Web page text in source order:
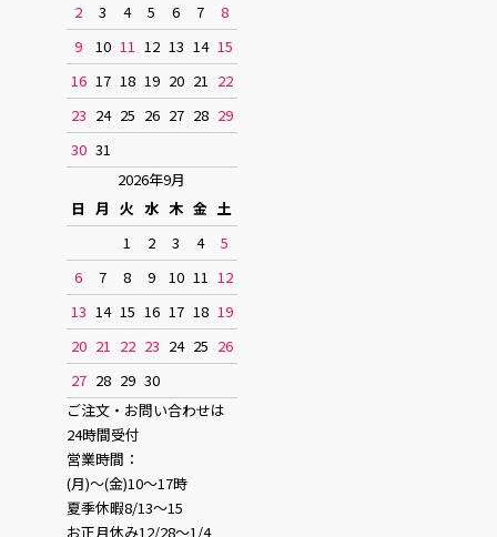
2
3 4 5 6 7
8
9
10 11 12 13 14 15
16 17 18 19 20 21 22
23 24 25 26 27 28 29
30 31
2026年9月
日 月 火 水 木 金 土
1
2 3 4
5
6
7 8 9 10 11 12
13 14 15 16 17 18 19
20 21 22 23 24 25 26
27 28 29 30
ご注文・お問い合わせは
24時間受付
営業時間：
(月)〜(金)10〜17時
夏季休暇8/13〜15
お正月休み12/28〜1/4